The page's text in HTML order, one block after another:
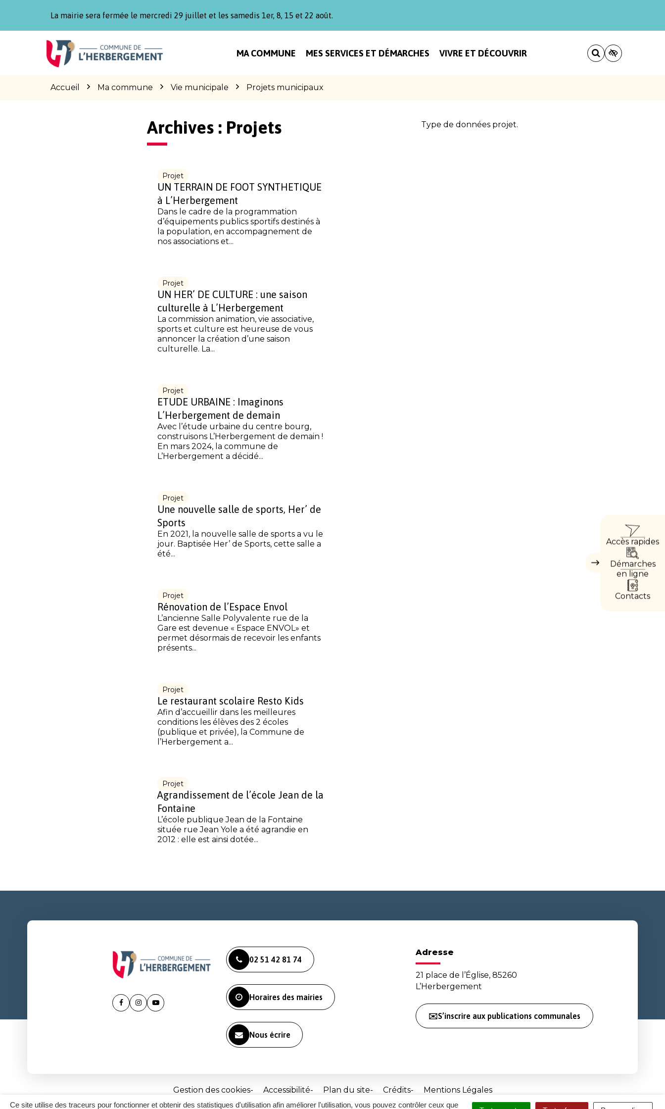
Ce site utilise des traceurs pour fonctionner et obtenir des statistiques d'utilisation afin améliorer l'utilisation, vous pouvez contrôler ceux que
La mairie sera fermée le mercredi 29 juillet et les samedis 1er, 8, 15 et 22 août.
MA COMMUNE MES SERVICES ET DÉMARCHES VIVRE ET DÉCOUVRIR
Accueil Ma commune Vie municipale Projets municipaux
Masquer
Accès rapides
Démarches
en ligne
Contacts
Archives : Projets Type de données projet.
Projet
UN TERRAIN DE FOOT SYNTHETIQUE
à L’Herbergement
Dans le cadre de la programmation
d’équipements publics sportifs destinés à
la population, en accompagnement de
nos associations et...
Projet
UN HER’ DE CULTURE : une saison
culturelle à L’Herbergement
La commission animation, vie associative,
sports et culture est heureuse de vous
annoncer la création d’une saison
culturelle. La...
Projet
ETUDE URBAINE : Imaginons
L’Herbergement de demain
Avec l’étude urbaine du centre bourg,
construisons L’Herbergement de demain !
En mars 2024, la commune de
L’Herbergement a décidé...
Projet
Une nouvelle salle de sports, Her’ de
Sports
En 2021, la nouvelle salle de sports a vu le
jour. Baptisée Her’ de Sports, cette salle a
été...
Projet
Rénovation de l’Espace Envol
L’ancienne Salle Polyvalente rue de la
Gare est devenue « Espace ENVOL» et
permet désormais de recevoir les enfants
présents...
Projet
Le restaurant scolaire Resto Kids
Afin d’accueillir dans les meilleures
conditions les élèves des 2 écoles
(publique et privée), la Commune de
l’Herbergement a...
Projet
Agrandissement de l’école Jean de la
Fontaine
L’école publique Jean de la Fontaine
située rue Jean Yole a été agrandie en
2012 : elle est ainsi dotée...
Lien Lien Lien
02 51 42 81 74
Horaires des mairies
Nous écrire
Adresse
21 place de l’Église, 85260
L’Herbergement
✉️S’inscrire aux publications communales
Gestion des cookies Accessibilité Plan du site Crédits Mentions Légales